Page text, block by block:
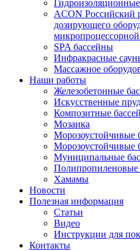
ACON Российский
дозирующего
SPA бассейны
Инфракрасные
Массажное
Наши работы
Железобетонные
Искусственные
Композитные
Мозаика
Морозоустойчивые
Морозоустойчивые
Муниципальные
Полипропиленовые
Хамамы
Новости
Полезная информация
Статьи
Видео
Инструкции для
Контакты